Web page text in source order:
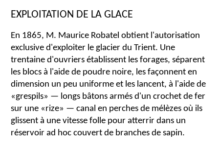
EXPLOITATION DE LA GLACE
En 1865, M. Maurice Robatel obtient l'autorisation
exclusive d'exploiter le glacier du Trient. Une
trentaine d'ouvriers établissent les forages, séparent
les blocs à l'aide de poudre noire, les façonnent en
dimension un peu uniforme et les lancent, à l'aide de
«grespils» — longs bâtons armés d'un crochet de fer
sur une «rize» — canal en perches de mélèzes où ils
glissent à une vitesse folle pour atterrir dans un
réservoir ad hoc couvert de branches de sapin.